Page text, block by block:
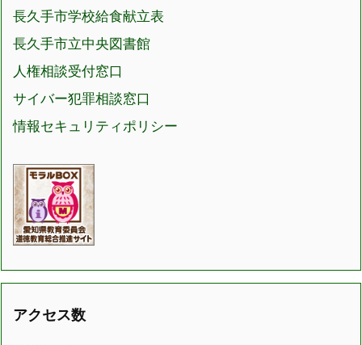
長久手市学校給食献立表
長久手市立中央図書館
人権相談受付窓口
サイバー犯罪相談窓口
情報セキュリティポリシー
アクセス数